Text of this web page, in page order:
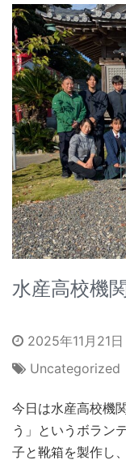
水産高校機
2025年11月21日
Uncategorized
今日は水産高校機
う」というボラン
子と靴箱を製作し